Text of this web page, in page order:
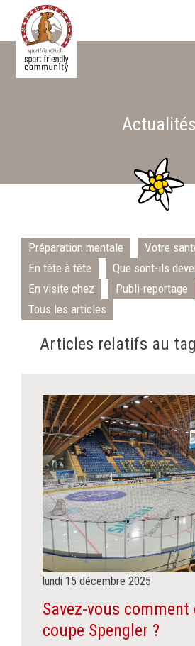
Actualités
Préparation mentale
Votre
En tête à tête
Que sont-ils
En visite chez
Publi-reportage
Tous les articles
Articles relatifs au
lundi 15 décembre 2025
Savez-vous comment
coupe Spengler ?